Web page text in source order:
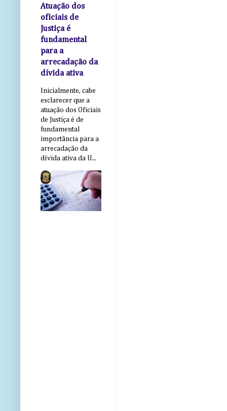
Atuação dos
oficiais de
Justiça é
fundamental
para a
arrecadação da
dívida ativa
Inicialmente, cabe
esclarecer que a
atuação dos Oficiais
de Justiça é de
fundamental
importância para a
arrecadação da
dívida ativa da U...